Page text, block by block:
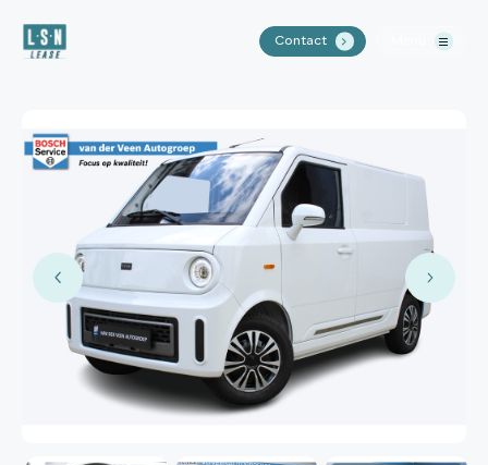
Contact .
Aanbod
Waarom LSN Lease?
Over ons
Contact